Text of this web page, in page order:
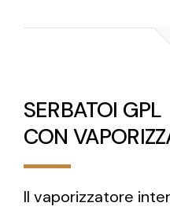
SERBATOI GPL
CON
Il vaporizzatore